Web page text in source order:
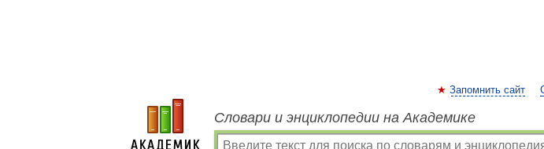
Запомнить сайт
Словари и энциклопедии на Академике